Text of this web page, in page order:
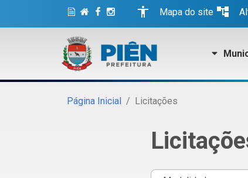
accessibility Mapa do site account_tree
Página Inicial Licitações